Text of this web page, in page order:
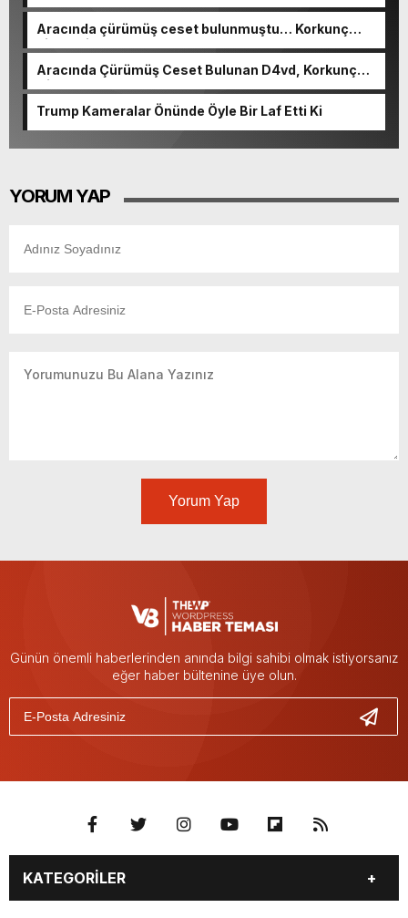
Aracında çürümüş ceset bulunmuştu… Korkunç
cinayetin detayları ortaya çıktı
Aracında Çürümüş Ceset Bulunan D4vd, Korkunç
Cinayetle Yargılanıyor
Trump Kameralar Önünde Öyle Bir Laf Etti Ki
YORUM YAP
Yorum Yap
Günün önemli haberlerinden anında bilgi sahibi olmak istiyorsanız
eğer haber bültenine üye olun.
KATEGORİLER